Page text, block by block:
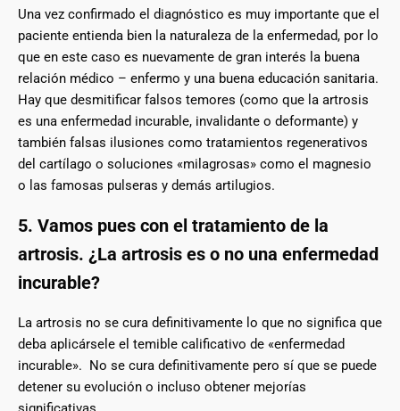
Una vez confirmado el diagnóstico es muy importante que el
paciente entienda bien la naturaleza de la enfermedad, por lo
que en este caso es nuevamente de gran interés la buena
relación médico – enfermo y una buena educación sanitaria.
Hay que desmitificar falsos temores (como que la artrosis
es una enfermedad incurable, invalidante o deformante) y
también falsas ilusiones como tratamientos regenerativos
del cartílago o soluciones «milagrosas» como el magnesio
o las famosas pulseras y demás artilugios.
5. Vamos pues con el tratamiento de la
artrosis. ¿La artrosis es o no una enfermedad
incurable?
La artrosis no se cura definitivamente lo que no significa que
deba aplicársele el temible calificativo de «enfermedad
incurable». No se cura definitivamente pero sí que se puede
detener su evolución o incluso obtener mejorías